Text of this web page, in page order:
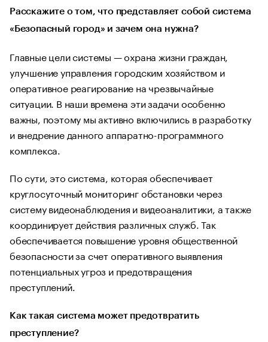
Расскажите о том, что представляет собой система
«Безопасный город» и зачем она нужна?
Главные цели системы — охрана жизни граждан,
улучшение управления городским хозяйством и
оперативное реагирование на чрезвычайные
ситуации. В наши времена эти задачи особенно
важны, поэтому мы активно включились в разработку
и внедрение данного аппаратно-программного
комплекса.
По сути, это система, которая обеспечивает
круглосуточный мониторинг обстановки через
систему видеонаблюдения и видеоаналитики, а также
координирует действия различных служб. Так
обеспечивается повышение уровня общественной
безопасности за счет оперативного выявления
потенциальных угроз и предотвращения
преступлений.
Как такая система может предотвратить
преступление?